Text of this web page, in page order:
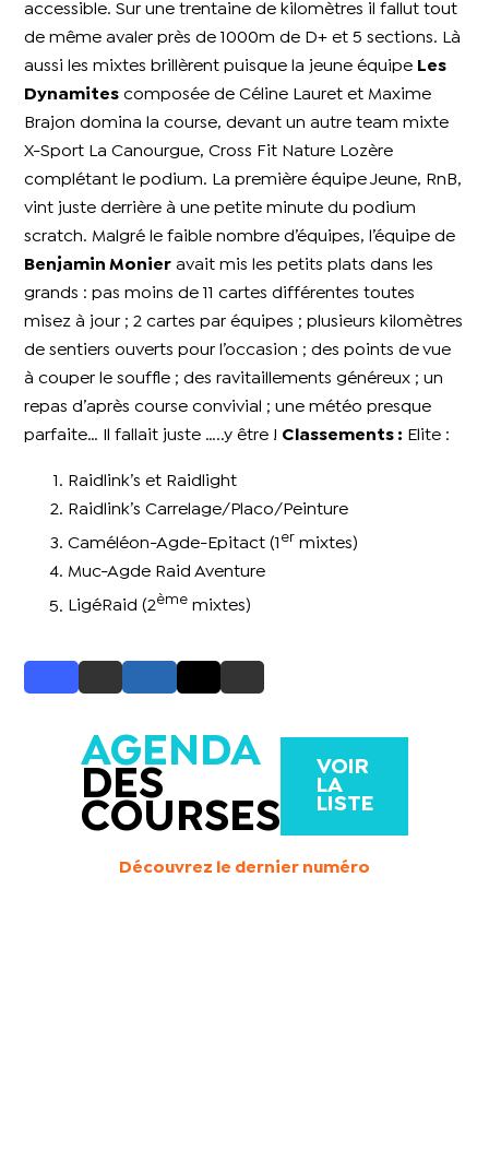
accessible. Sur une trentaine de kilomètres il fallut tout
de même avaler près de 1000m de D+ et 5 sections. Là
aussi les mixtes brillèrent puisque la jeune équipe Les
Dynamites composée de Céline Lauret et Maxime
Brajon domina la course, devant un autre team mixte
X-Sport La Canourgue, Cross Fit Nature Lozère
complétant le podium. La première équipe Jeune, RnB,
vint juste derrière à une petite minute du podium
scratch. Malgré le faible nombre d’équipes, l’équipe de
Benjamin Monier avait mis les petits plats dans les
grands : pas moins de 11 cartes différentes toutes
misez à jour ; 2 cartes par équipes ; plusieurs kilomètres
de sentiers ouverts pour l’occasion ; des points de vue
à couper le souffle ; des ravitaillements généreux ; un
repas d’après course convivial ; une météo presque
parfaite… Il fallait juste …..y être ! Classements : Elite :
Raidlink’s et Raidlight
Raidlink’s Carrelage/Placo/Peinture
Caméléon-Agde-Epitact (1 er mixtes)
Muc-Agde Raid Aventure
LigéRaid (2ème mixtes)
AGENDA
DES
COURSES
VOIR
LA
LISTE
Découvrez le dernier numéro